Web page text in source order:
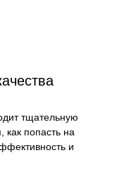
тщательную
как попасть на
и